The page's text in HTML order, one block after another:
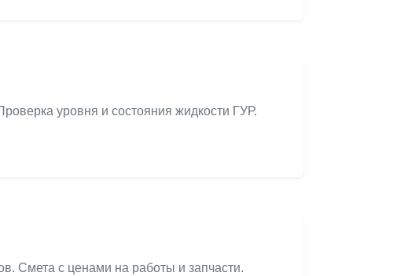
уровня и состояния жидкости ГУР.
Смета с ценами на работы и запчасти.